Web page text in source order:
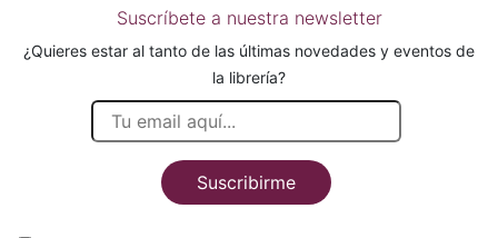
Suscríbete a nuestra newsletter
¿Quieres estar al tanto de las últimas novedades y eventos de
la librería?
Suscribirme